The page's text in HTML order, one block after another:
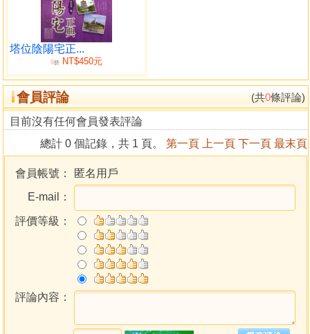
塔位陰陽宅正...
9折NT$450元
會員評論 (共0條評論)
目前沒有任何會員發表評論
總計 0 個記錄，共 1 頁。 第一頁 上一頁 下一頁 最末頁
會員帳號：
匿名用戶
E-mail：
評價等級：
評論內容：